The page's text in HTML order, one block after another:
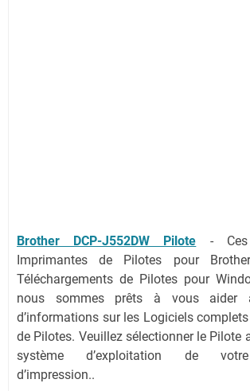
Brother DCP-J552DW Pilote - Ces
Imprimantes de Pilotes pour Brother
Téléchargements de Pilotes pour
nous sommes prêts à vous aider
d’informations sur les Logiciels
de Pilotes. Veuillez sélectionner le Pilote
système d’exploitation de votre
d’impression..